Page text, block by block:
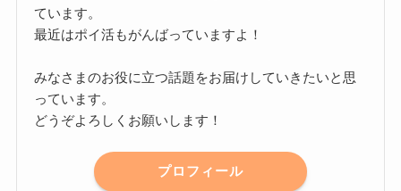
ています。
最近はポイ活もがんばっていますよ！
みなさまのお役に立つ話題をお届けしていきたいと思
っています。
どうぞよろしくお願いします！
プロフィール